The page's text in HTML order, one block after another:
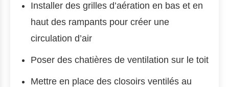
Installer des grilles d’aération en bas et en
haut des rampants pour créer une
circulation d’air
Poser des chatières de ventilation sur le toit
Mettre en place des closoirs ventilés au